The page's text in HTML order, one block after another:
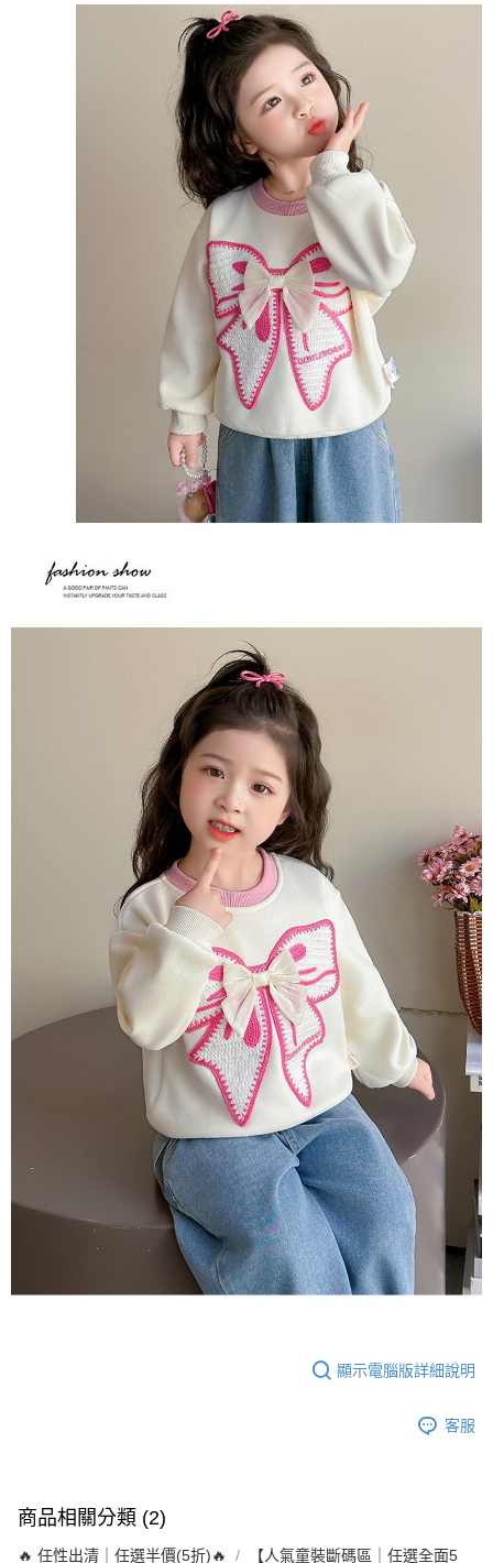
顯示電腦版詳細說明
客服
商品相關分類 (2)
🔥 任性出清｜任選半價(5折)🔥 【人氣童裝斷碼區｜任選全面5